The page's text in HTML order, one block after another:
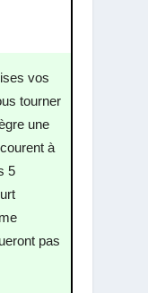
vos
tourner
une
à
5
pas